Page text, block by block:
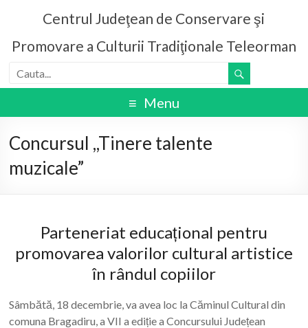
Centrul Judeţean de Conservare şi
Promovare a Culturii Tradiţionale Teleorman
Menu
Concursul ,,Tinere talente
muzicale”
Parteneriat educațional pentru
promovarea valorilor cultural artistice
în rândul copiilor
Sâmbătă, 18 decembrie, va avea loc la Căminul Cultural din
comuna Bragadiru, a VII a ediție a Concursului Județean